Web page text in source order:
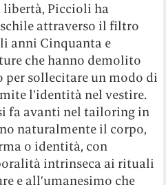
libertà, Piccioli ha
attraverso il filtro
anni Cinquanta e
che hanno demolito
per sollecitare un modo di
l’identità nel vestire.
fa avanti nel tailoring in
naturalmente il corpo,
o identità, con
intrinseca ai rituali
e all’umanesimo che